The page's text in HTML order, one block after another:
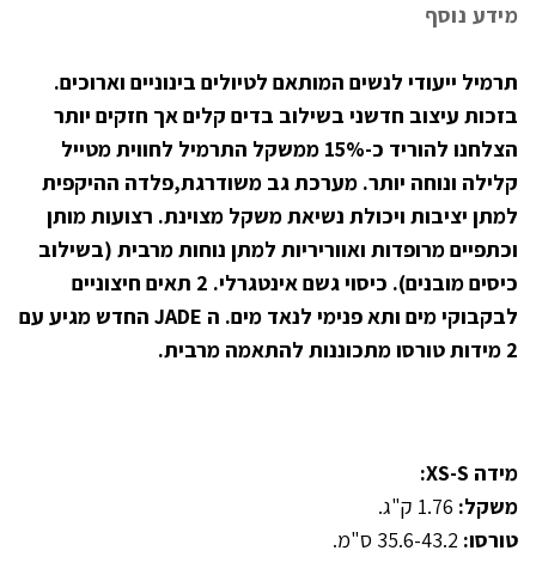
מידע נוסף
תרמיל ייעודי לנשים המותאם לטיולים בינוניים וארוכים.
בזכות עיצוב חדשני בשילוב בדים קלים אך חזקים יותר
הצלחנו להוריד כ-15% ממשקל התרמיל לחווית מטייל
קלילה ונוחה יותר. מערכת גב משודרגת,פלדה ההיקפית
למתן יציבות ויכולת נשיאת משקל מצוינת. רצועות מותן
וכתפיים מרופדות ואווריריות למתן נוחות מרבית (בשילוב
כיסים מובנים). כיסוי גשם אינטגרלי. 2 תאים חיצוניים
לבקבוקי מים ותא פנימי לנאד מים. ה JADE החדש מגיע עם
2 מידות טורסו מתכוננות להתאמה מרבית.
מידה XS-S:
משקל:
טורסו: 35.6-43.2 ס"מ.